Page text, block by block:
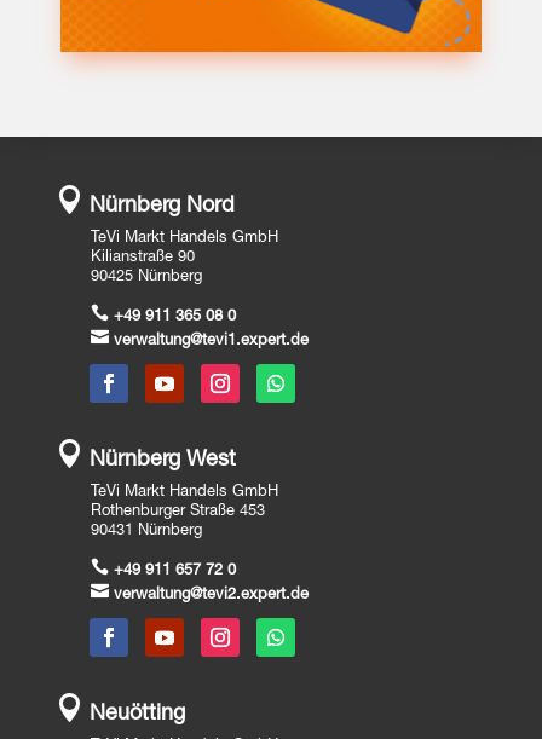
 Nürnberg Nord
TeVi Markt Handels GmbH
Kilianstraße 90
90425 Nürnberg
 +49 911 365 08 0
 verwaltung@tevi1.expert.de
 Nürnberg West
TeVi Markt Handels GmbH
Rothenburger Straße 453
90431 Nürnberg
 +49 911 657 72 0
 verwaltung@tevi2.expert.de
 Neuötting